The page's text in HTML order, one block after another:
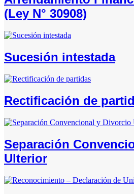
(Ley N° 30908)
Sucesión intestada
Rectificación de
Separación
Ulterior